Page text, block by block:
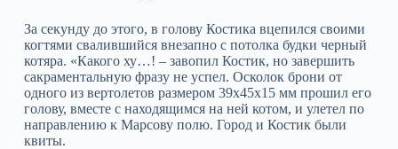
За секунду до этого, в голову Костика вцепился своими
когтями свалившийся внезапно с потолка будки черный
котяра. «Какого ху…! – завопил Костик, но завершить
сакраментальную фразу не успел. Осколок брони от
одного из вертолетов размером 39х45х15 мм прошил его
голову, вместе с находящимся на ней котом, и улетел по
направлению к Марсову полю. Город и Костик были
квиты.